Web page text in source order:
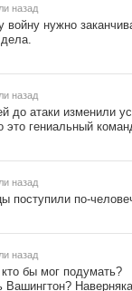
назад
войну нужно
дела.
назад
до атаки изменили
это гениальный
назад
поступили по-
назад
бы мог подумать?
Вашингтон?